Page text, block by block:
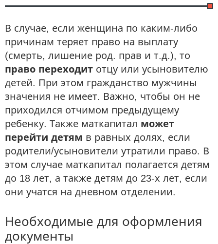
В случае, если женщина по каким-либо
причинам теряет право на выплату
(смерть, лишение род. прав и т.д.), то
право переходит отцу или усыновителю
детей. При этом гражданство мужчины
значения не имеет. Важно, чтобы он не
приходился отчимом предыдущему
ребенку. Также маткапитал может
перейти детям в равных долях, если
родители/усыновители утратили право. В
этом случае маткапитал полагается детям
до 18 лет, а также детям до 23-х лет, если
они учатся на дневном отделении.
Необходимые для оформления
документы